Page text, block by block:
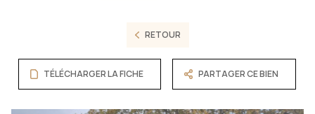
RETOUR
TÉLÉCHARGER LA FICHE PARTAGER CE BIEN